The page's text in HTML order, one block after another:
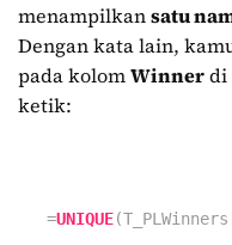
menampilkansatu
Dengan kata lain,
pada kolomWinnerdi
ketik:
=UNIQUE